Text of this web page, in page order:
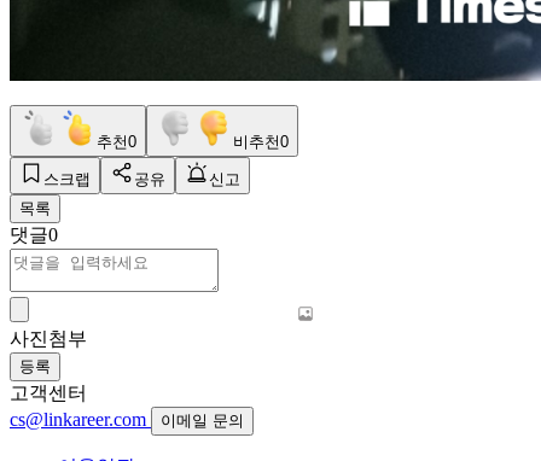
추천0 비추천0
스크랩 공유
신고
목록
댓글0
사진첨부
등록
고객센터
cs@linkareer.com
이메일 문의